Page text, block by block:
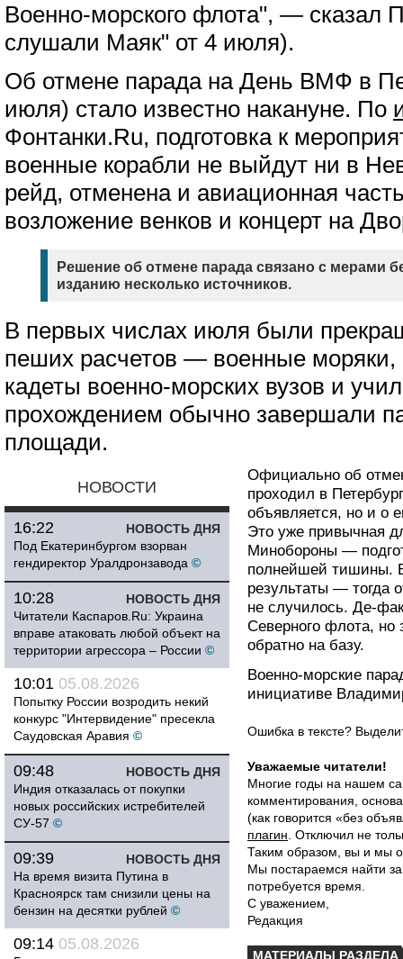
Военно-морского флота", — сказал
слушали Маяк" от 4 июля).
Об отмене парада на День ВМФ в
июля) стало известно накануне. По
Фонтанки.Ru, подготовка к
военные корабли не выйдут ни в
рейд, отменена и авиационная
возложение венков и концерт на
Решение об отмене парада связано с мерами
изданию несколько источников.
В первых числах июля были
пеших расчетов — военные моряки,
кадеты военно-морских вузов и
прохождением обычно завершали
площади.
НОВОСТИ
НОВОСТЬ ДНЯ
16:22
Под Екатеринбургом взорван
гендиректор Уралдронзавода ©
НОВОСТЬ ДНЯ
10:28
Читатели Каспаров.Ru: Украина
вправе атаковать любой объект на
территории агрессора – России ©
10:01 05.08.2026
Попытку России возродить некий
конкурс "Интервидение" пресекла
Саудовская Аравия ©
НОВОСТЬ ДНЯ
09:48
Индия отказалась от покупки
новых российских истребителей
СУ-57 ©
НОВОСТЬ ДНЯ
09:39
На время визита Путина в
Красноярск там снизили цены на
бензин на десятки рублей ©
09:14 05.08.2026
Официально об
проходил в
объявляется, но и о
Это уже привычная
Минобороны —
полнейшей тишины.
результаты — тогда
не случилось. Де-
Северного флота, но
обратно на базу.
Военно-морские
инициативе
Ошибка в тексте?
Уважаемые читатели!
Многие годы на нашем
комментирования,
(как говорится «без
плагин . Отключил не
Таким образом, вы и мы
Мы постараемся найти
потребуется время.
С уважением,
Редакция
МАТЕРИАЛЫ РАЗДЕЛА